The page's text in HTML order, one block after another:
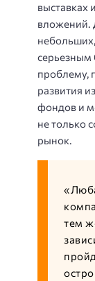
выставках
вложений.
серьезным
проблему,
развития
фондов и
не только
рынок.
тем